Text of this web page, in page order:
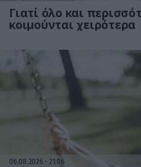
Γιατί όλο και
κοιμούνται χειρότερα
06.08.2026 21:06